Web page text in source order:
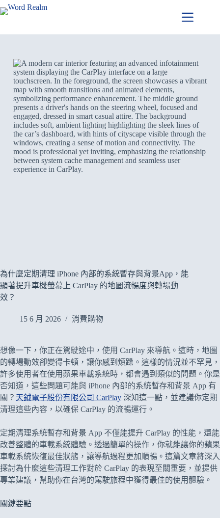
跳
至
為什麼定期清理 iPhone 內部的系統暫存與背景App，能
顯著提升車機螢幕上 CarPlay 的地圖流暢度與轉場動
效？
15 6 月 2026 消費購物
想像一下，你正在駕駛途中，使用 CarPlay 來導航。這時，地圖
的轉場動效卻變得卡頓，讓你感到煩躁。這樣的情況並不罕見，
許多使用者在使用蘋果車載系統時，都會遇到類似的問題。你是
否知道，這些問題可能與 iPhone 內部的系統暫存和背景 App 有
關？ 天鉞電子股份有限公司 CarPlay 深知這一點，並建議你定期
清理這些內容，以確保 CarPlay 的流暢運行。
定期清理系統暫存和背景 App 不僅能提升 CarPlay 的性能，還能
改善整體的車載系統體驗。透過簡單的操作，你就能讓你的蘋果
車載系統恢復最佳狀態，讓導航過程更加順暢。這篇文章將深入
探討為什麼這些清理工作對於 CarPlay 的表現至關重要，並提供
專業建議，幫助你在台灣的駕駛旅程中獲得最佳的使用體驗。
關鍵要點